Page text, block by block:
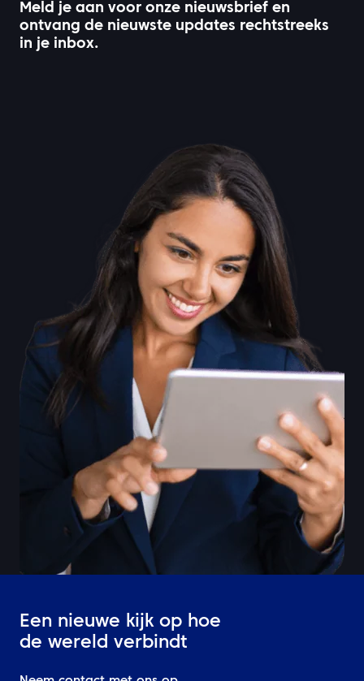
Meld je aan voor onze nieuwsbrief en
ontvang de nieuwste updates rechtstreeks
in je inbox.
Een nieuwe kijk op hoe
de wereld verbindt